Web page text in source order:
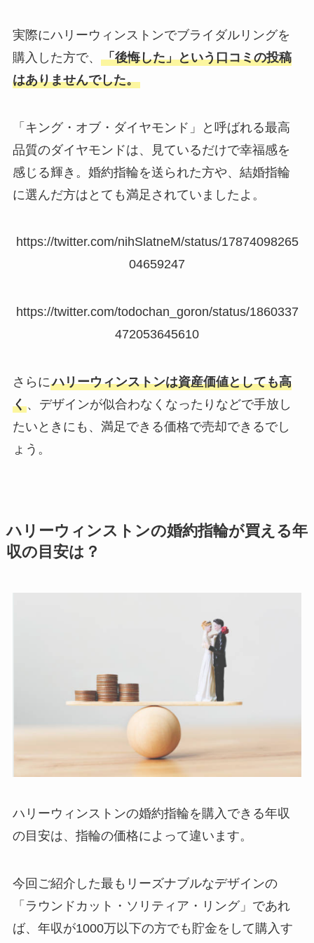
実際にハリーウィンストンでブライダルリングを
購入した方で、 「後悔した」という口コミの投稿
はありませんでした。
「キング・オブ・ダイヤモンド」と呼ばれる最高
品質のダイヤモンドは、見ているだけで幸福感を
感じる輝き。婚約指輪を送られた方や、結婚指輪
に選んだ方はとても満足されていましたよ。
https://twitter.com/nihSlatneM/status/17874098265
04659247
https://twitter.com/todochan_goron/status/1860337
472053645610
さらにハリーウィンストンは資産価値としても高
く、デザインが似合わなくなったりなどで手放し
たいときにも、満足できる価格で売却できるでし
ょう。
ハリーウィンストンの婚約指輪が買える年
収の目安は？
ハリーウィンストンの婚約指輪を購入できる年収
の目安は、指輪の価格によって違います。
今回ご紹介した最もリーズナブルなデザインの
「ラウンドカット・ソリティア・リング」であれ
ば、年収が1000万以下の方でも貯金をして購入す